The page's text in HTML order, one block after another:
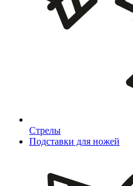
Стрелы
Подставки для ножей